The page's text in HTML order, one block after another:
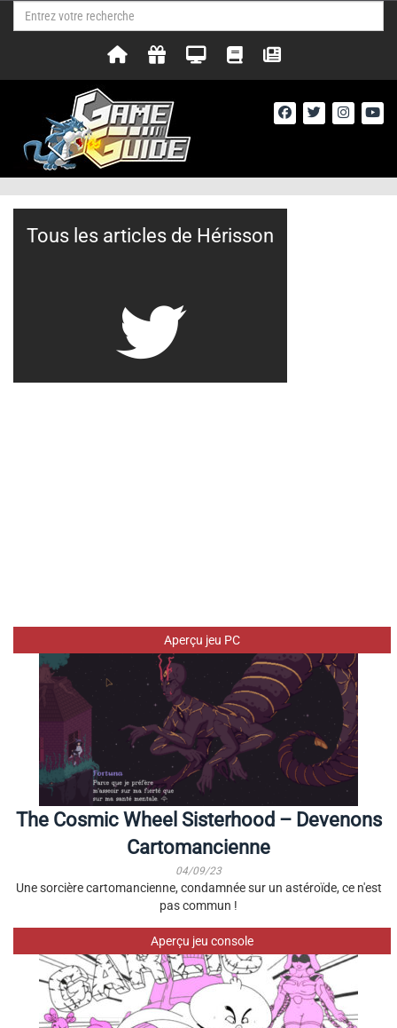
Aperçu jeu PC
The Cosmic Wheel Sisterhood – Devenons
Cartomancienne
04/09/23
Une sorcière cartomancienne, condamnée sur un astéroïde, ce n'est
pas commun !
Aperçu jeu console
Tous les articles de Hérisson